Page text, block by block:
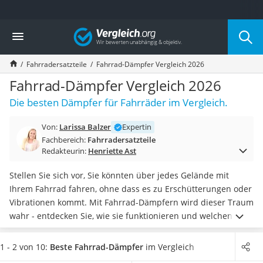
Die beliebtesten Vergleiche nach Kategorie
Freizeit & Sport
Gartentrampolin
Trampolin
Metalldetektor
Eufab-Fahrradträger
Trampolin 366 cm
Aluminium-Koffer
Futterboot
E-Bike-Dreirad
Trekkingschuhe Herren
Reisetasche mit Rollen
Klimmzugstation
Koffer
Nachtsichtgerät
Vergleich
Fahrradersatzteile Fahrrad-Dämpfer Vergleich 2026
Fahrrad-Dämpfer Vergleich 2026
Die besten Dämpfer für Fahrräder im Vergleich.
Von: Larissa Balzer
Expertin
Fachbereich: Fahrradersatzteile
Redakteurin: Henriette Ast
Stellen Sie sich vor, Sie könnten über jedes Gelände mit
Ihrem Fahrrad fahren, ohne dass es zu Erschütterungen oder
Vibrationen kommt. Mit Fahrrad-Dämpfern wird dieser Traum
wahr - entdecken Sie, wie sie funktionieren und welchen
Unterschied sie für Ihr Fahrerlebnis machen können. Ähnlich
wie herkömmlicheDownhill-Federgabelnwerden auch
1 - 2 von 10: Beste Fahrrad-Dämpfer im Vergleich